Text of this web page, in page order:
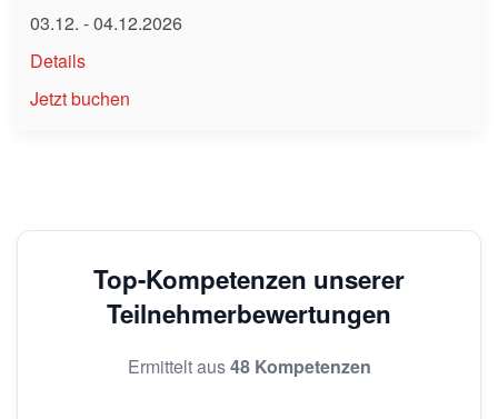
03.12. - 04.12.2026
Details
Jetzt buchen
Top-Kompetenzen unserer
Teilnehmerbewertungen
Ermittelt aus48 Kompetenzen